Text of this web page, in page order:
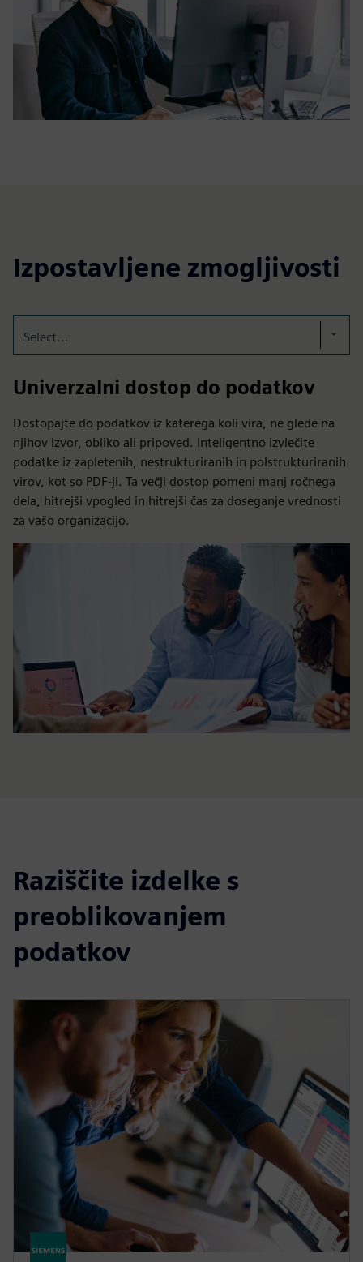
Izpostavljene zmogljivosti
Select...
Univerzalni dostop do podatkov
Dostopajte do podatkov iz katerega koli vira, ne glede na
njihov izvor, obliko ali pripoved. Inteligentno izvlečite
podatke iz zapletenih, nestrukturiranih in polstrukturiranih
virov, kot so PDF-ji. Ta večji dostop pomeni manj ročnega
dela, hitrejši vpogled in hitrejši čas za doseganje vrednosti
za vašo organizacijo.
Raziščite izdelke s
preoblikovanjem
podatkov